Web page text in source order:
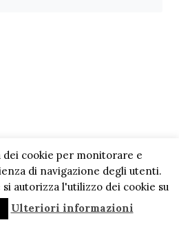
dei cookie per monitorare e
di navigazione degli utenti.
autorizza l'utilizzo dei cookie su
Ulteriori informazioni